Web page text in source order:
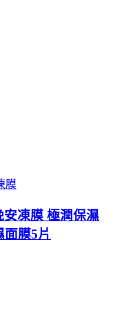
膜
凍膜 極潤保濕
膜5片